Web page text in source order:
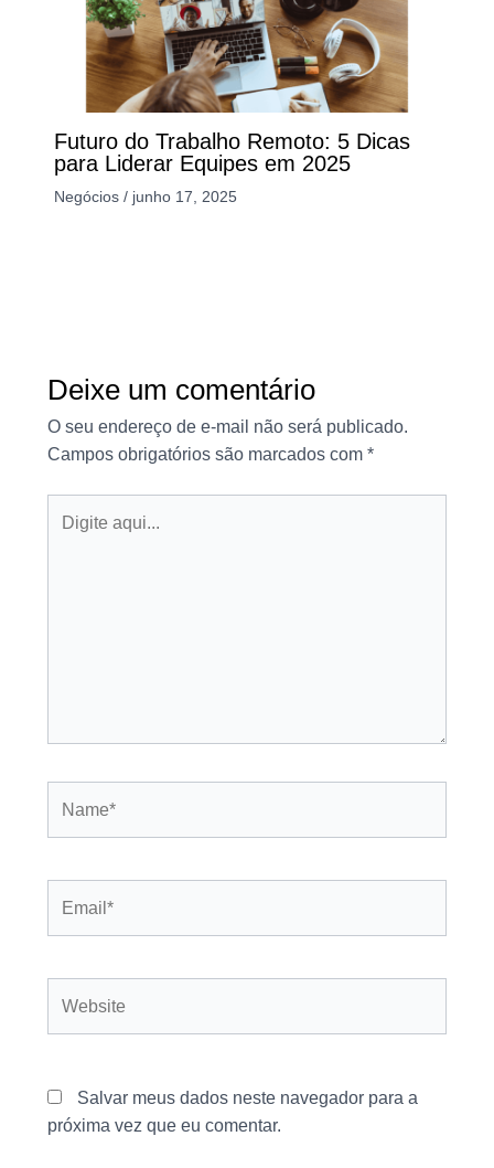
Futuro do Trabalho Remoto: 5 Dicas
para Liderar Equipes em 2025
Negócios/ junho 17, 2025
Deixe um comentário
O seu endereço de e-mail não será publicado.
Campos obrigatórios são marcados com *
aqui...
Salvar meus dados neste navegador para a
próxima vez que eu comentar.